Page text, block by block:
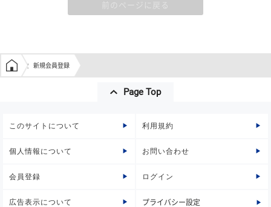
前のページに戻る
学生の窓口トップ
新規会員登録
Page Top
このサイトについて 利用規約
個人情報について お問い合わせ
会員登録 ログイン
広告表示について プライバシー設定